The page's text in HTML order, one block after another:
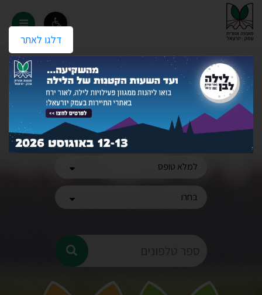
דלגו לאתר
עמוד הבית של מועצה אזורית
ניווט מהירמה אני רוצה לעשות?
חיפוש באתר